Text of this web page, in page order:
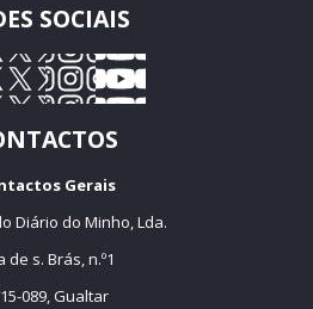
SOCIAIS
Gerais
Diário do Minho, Lda.
de s. Brás, n.º1
089, Gualtar